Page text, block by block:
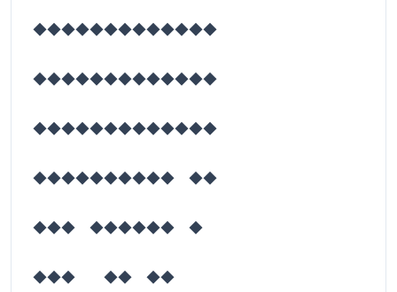
◆◆◆◆◆◆◆◆◆◆◆◆◆
◆◆◆◆◆◆◆◆◆◆◆◆◆
◆◆◆◆◆◆◆◆◆◆◆◆◆
◆◆◆◆◆◆◆◆◆◆ ◆◆
◆◆◆ ◆◆◆◆◆◆ ◆
◆◆◆ ◆◆ ◆◆